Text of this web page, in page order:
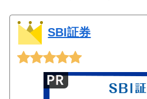
SBI証券